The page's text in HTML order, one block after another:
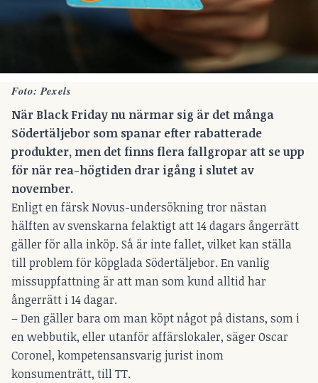
Foto: Pexels
När Black Friday nu närmar sig är det många
Södertäljebor som spanar efter rabatterade
produkter, men det finns flera fallgropar att se upp
för när rea-högtiden drar igång i slutet av
november.
Enligt en färsk Novus-undersökning tror nästan
hälften av svenskarna felaktigt att 14 dagars ångerrätt
gäller för alla inköp. Så är inte fallet, vilket kan ställa
till problem för köpglada Södertäljebor. En vanlig
missuppfattning är att man som kund alltid har
ångerrätt i 14 dagar.
– Den gäller bara om man köpt något på distans, som i
en webbutik, eller utanför affärslokaler, säger Oscar
Coronel, kompetensansvarig jurist inom
konsumenträtt, till TT.